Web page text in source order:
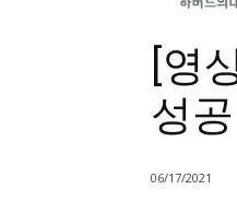
[영
성공
06/17/2021